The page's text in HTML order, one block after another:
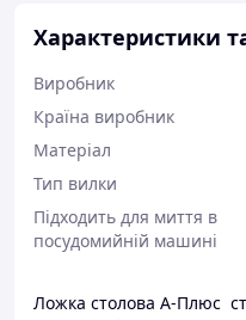
Характеристики
Виробник
Країна виробник
Матеріал
Тип вилки
Підходить для миття в
посудомийній машині
Ложка столова А-Плюс